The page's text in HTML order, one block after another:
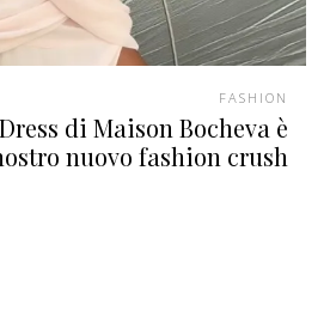
FASHION
di Maison Bocheva è
nuovo fashion crush